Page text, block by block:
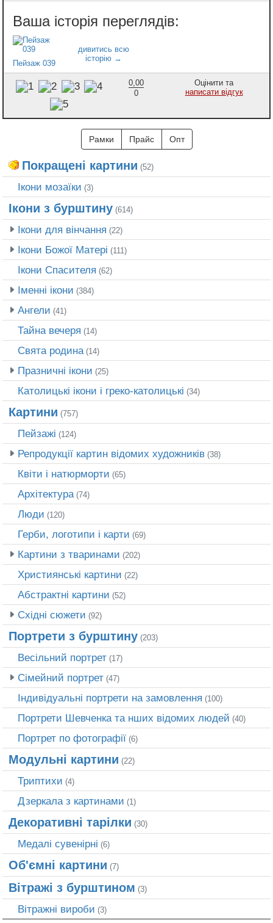
Пейзаж 039
0,00
0
Оцінити та
написати відгук
Рамки Прайс Опт
Покращені картини (52)
Ікони мозаїки (3)
Ікони з бурштину (614)
Ікони для вінчання (22)
Ікони Божої Матері (111)
Ікони Спасителя (62)
Іменні ікони (384)
Ангели (41)
Тайна вечеря (14)
Свята родина(14)
Празничні ікони (25)
Католицькі ікони і греко-католицькі (34)
Картини (757)
Пейзажі (124)
Репродукції картин відомих художників (38)
Квіти і натюрморти (65)
Архітектура(74)
Люди (120)
Герби, логотипи і карти (69)
Картини з тваринами (202)
Християнські картини (22)
Абстрактні картини (52)
Східні сюжети (92)
Портрети з бурштину (203)
Весільний портрет (17)
Сімейний портрет (47)
Індивідуальні портрети на замовлення (100)
Портрети Шевченка та нших відомих людей (40)
Портрет по фотографії (6)
Модульні картини (22)
Триптихи (4)
Дзеркала з картинами (1)
Декоративні тарілки (30)
Медалі сувенірні (6)
Об'ємні картини (7)
Вітражі з бурштином (3)
Вітражні вироби (3)